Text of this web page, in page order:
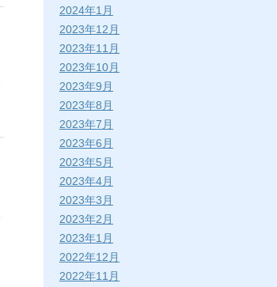
2024年1月
2023年12月
2023年11月
2023年10月
2023年9月
2023年8月
2023年7月
2023年6月
2023年5月
2023年4月
2023年3月
2023年2月
2023年1月
2022年12月
2022年11月